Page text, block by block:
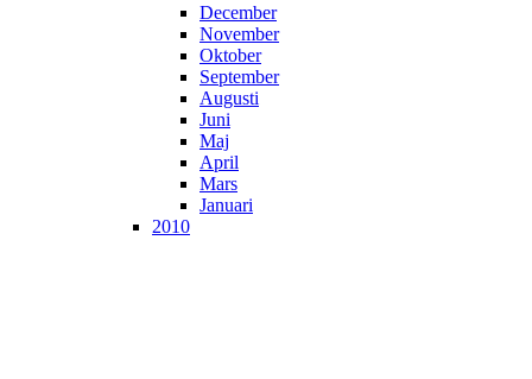
December
November
Oktober
September
Augusti
Juni
Maj
April
Mars
Januari
2010